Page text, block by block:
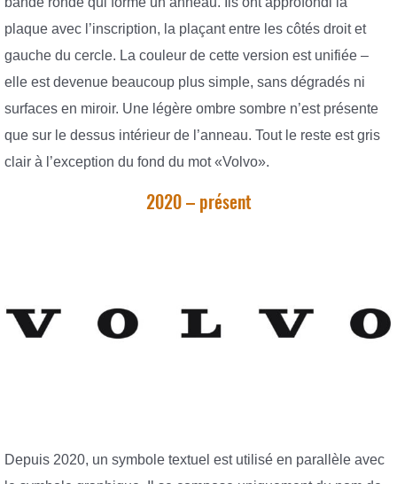
plaque avec l’inscription, la plaçant entre les côtés droit et
gauche du cercle. La couleur de cette version est unifiée –
elle est devenue beaucoup plus simple, sans dégradés ni
surfaces en miroir. Une légère ombre sombre n’est présente
que sur le dessus intérieur de l’anneau. Tout le reste est gris
clair à l’exception du fond du mot «Volvo».
2020 – présent
Depuis 2020, un symbole textuel est utilisé en parallèle avec